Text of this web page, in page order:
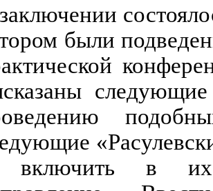
были
в их